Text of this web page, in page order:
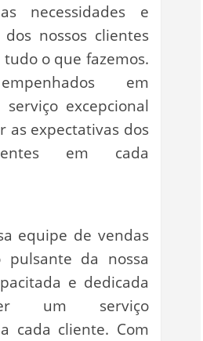
necessidades e
dos nossos clientes
o que fazemos.
em
excepcional
as expectativas dos
em cada
equipe de vendas
pulsante da nossa
e dedicada
um serviço
cada cliente. Com